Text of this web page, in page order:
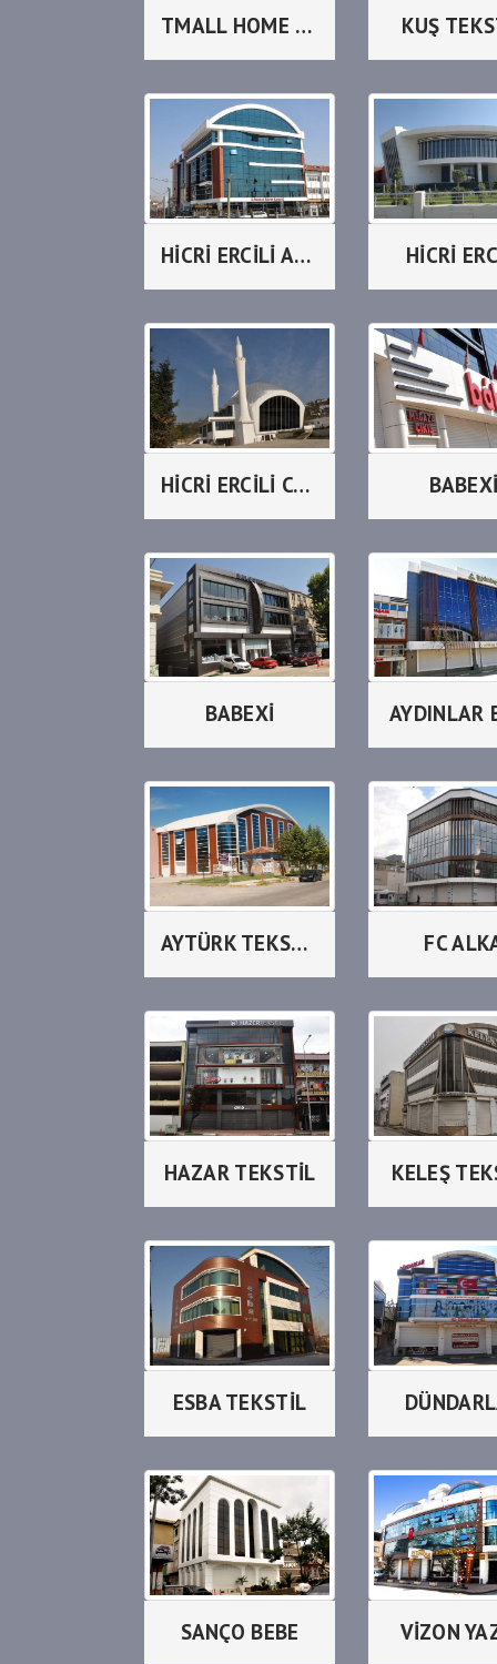
TMALL HOME DESİGN CENTER KUŞ
HİCRİ ERCİLİ AMERİKAN KOLEJİ HİCRİ
HİCRİ ERCİLİ CAMİİ
BABEXİ AYDINLAR
AYTÜRK TEKSTİL FC
HAZAR TEKSTİL KELEŞ
ESBA TEKSTİL
SANÇO BEBE VİZON